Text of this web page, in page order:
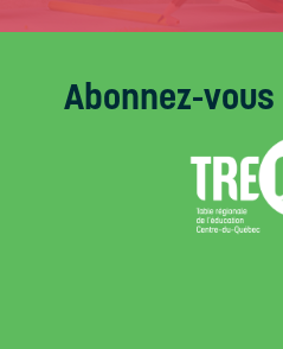
Abonnez-vous